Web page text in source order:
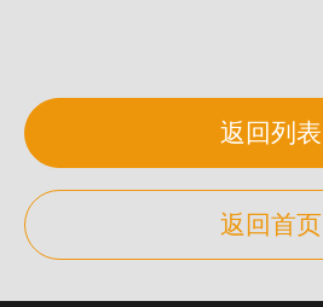
返回列表
返回首页